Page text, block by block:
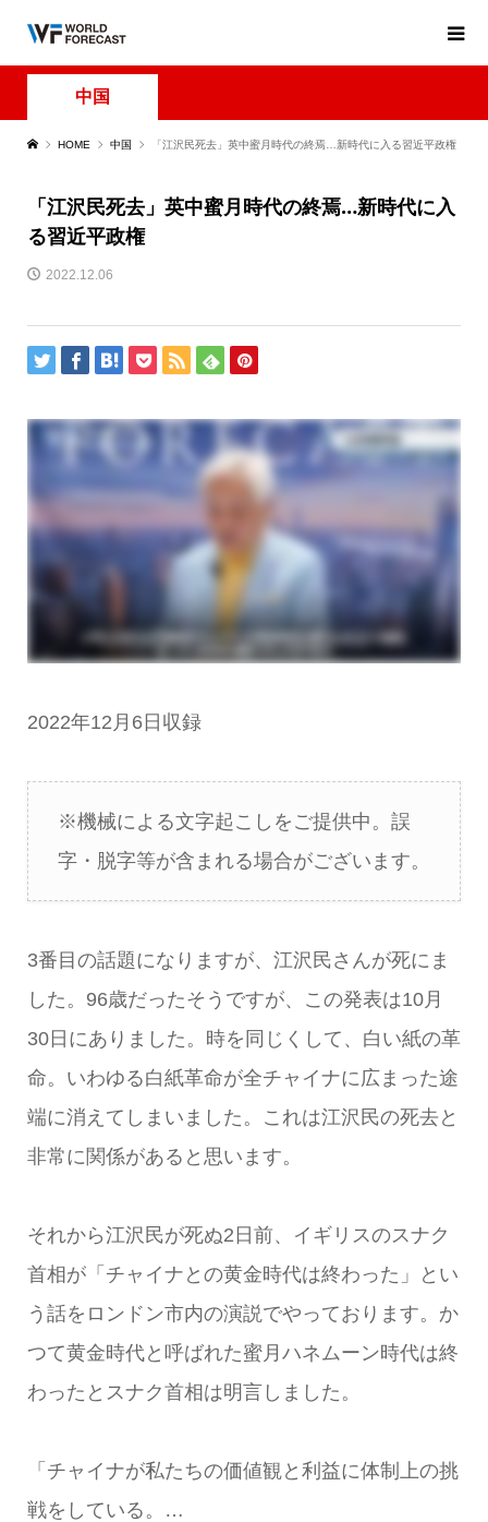
中国
HOME 中国 「江沢民死去」英中蜜月時代の終焉…新時代に入る習近平政権
「江沢民死去」英中蜜月時代の終焉…新時代に入
る習近平政権
2022.12.06
2022年12月6日収録
※機械による文字起こしをご提供中。誤
字・脱字等が含まれる場合がございます。
3番目の話題になりますが、江沢民さんが死にま
した。96歳だったそうですが、この発表は10月
30日にありました。時を同じくして、白い紙の革
命。いわゆる白紙革命が全チャイナに広まった途
端に消えてしまいました。これは江沢民の死去と
非常に関係があると思います。
それから江沢民が死ぬ2日前、イギリスのスナク
首相が「チャイナとの黄金時代は終わった」とい
う話をロンドン市内の演説でやっております。か
つて黄金時代と呼ばれた蜜月ハネムーン時代は終
わったとスナク首相は明言しました。
「チャイナが私たちの価値観と利益に体制上の挑
戦をしている。…